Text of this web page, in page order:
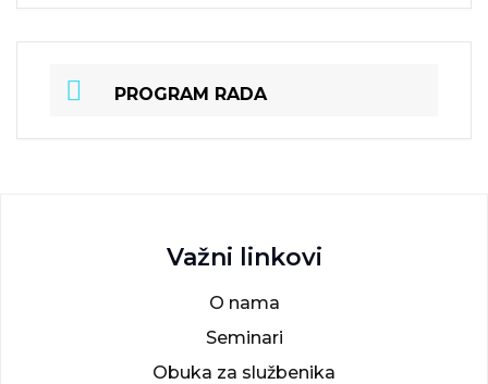
PROGRAM RADA
Važni linkovi
O nama
Seminari
Obuka za službenika